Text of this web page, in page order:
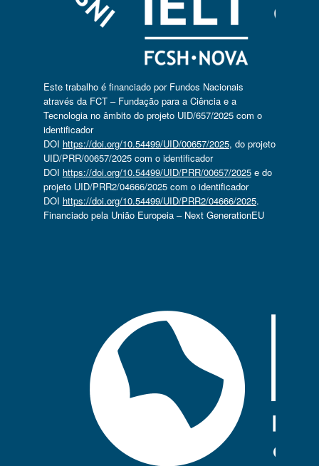
Este trabalho é financiado por Fundos Nacionais
através da FCT – Fundação para a Ciência e a
Tecnologia no âmbito do projeto UID/657/2025 com o
identificador
DOI https://doi.org/10.54499/UID/00657/2025, do projeto
UID/PRR/00657/2025 com o identificador
DOI https://doi.org/10.54499/UID/PRR/00657/2025e do
projeto UID/PRR2/04666/2025 com o identificador
DOI https://doi.org/10.54499/UID/PRR2/04666/2025.
Financiado pela União Europeia – Next GenerationEU